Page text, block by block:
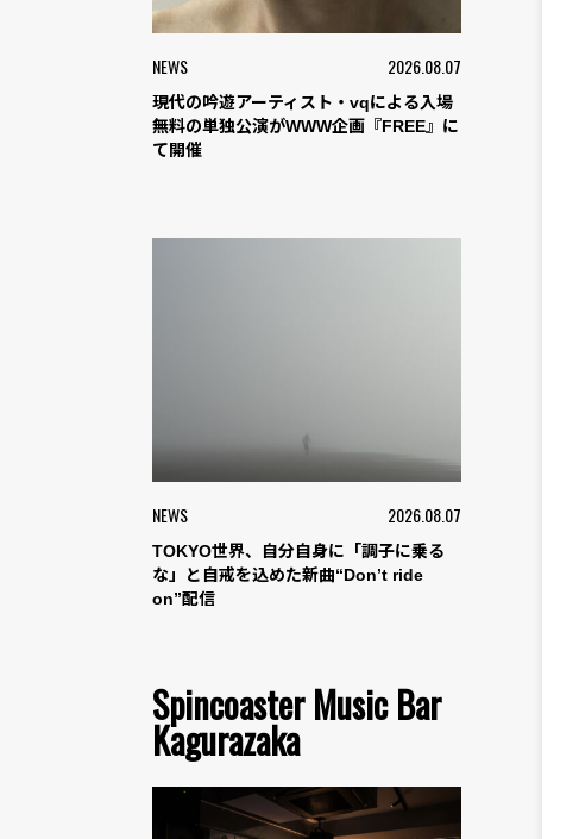
NEWS 2026.08.07
現代の吟遊アーティスト・vqによる入場
無料の単独公演がWWW企画『FREE』に
て開催
NEWS 2026.08.07
TOKYO世界、自分自身に「調子に乗る
な」と自戒を込めた新曲“Don’t ride
on”配信
Spincoaster Music Bar
Kagurazaka